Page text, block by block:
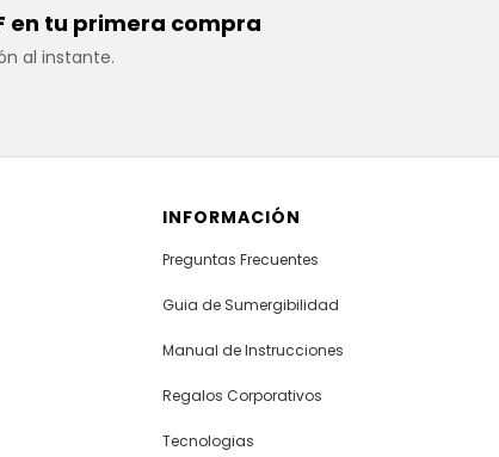
en tu primera compra
al instante.
INFORMACIÓN
Preguntas Frecuentes
Guia de Sumergibilidad
Manual de Instrucciones
Regalos Corporativos
Tecnologias